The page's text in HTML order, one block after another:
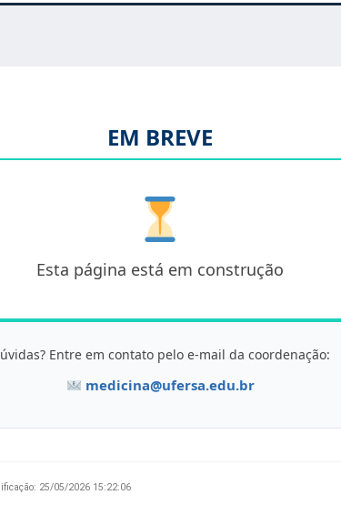
EM BREVE
Esta página está em construção
Entre em contato pelo e-mail da coordenação:
medicina@ufersa.edu.br
25/05/2026 15:22:06